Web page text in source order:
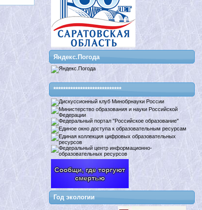
Яндекс.Погода
****************************
Год экологии